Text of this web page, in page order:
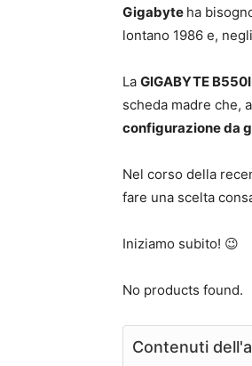
Gigabyte ha
lontano 1986 e,
La GIGABYTE
scheda madre che,
configurazione da
Nel corso della
fare una scelta
Iniziamo subito! 😉
No products found.
Contenuti